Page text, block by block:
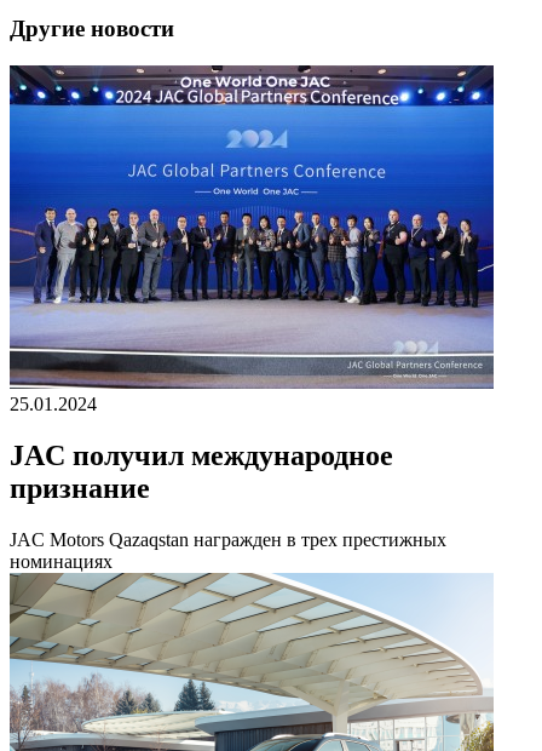
Другие новости
25.01.2024
JAC получил международное
признание
JAC Motors Qazaqstan награжден в трех престижных
номинациях